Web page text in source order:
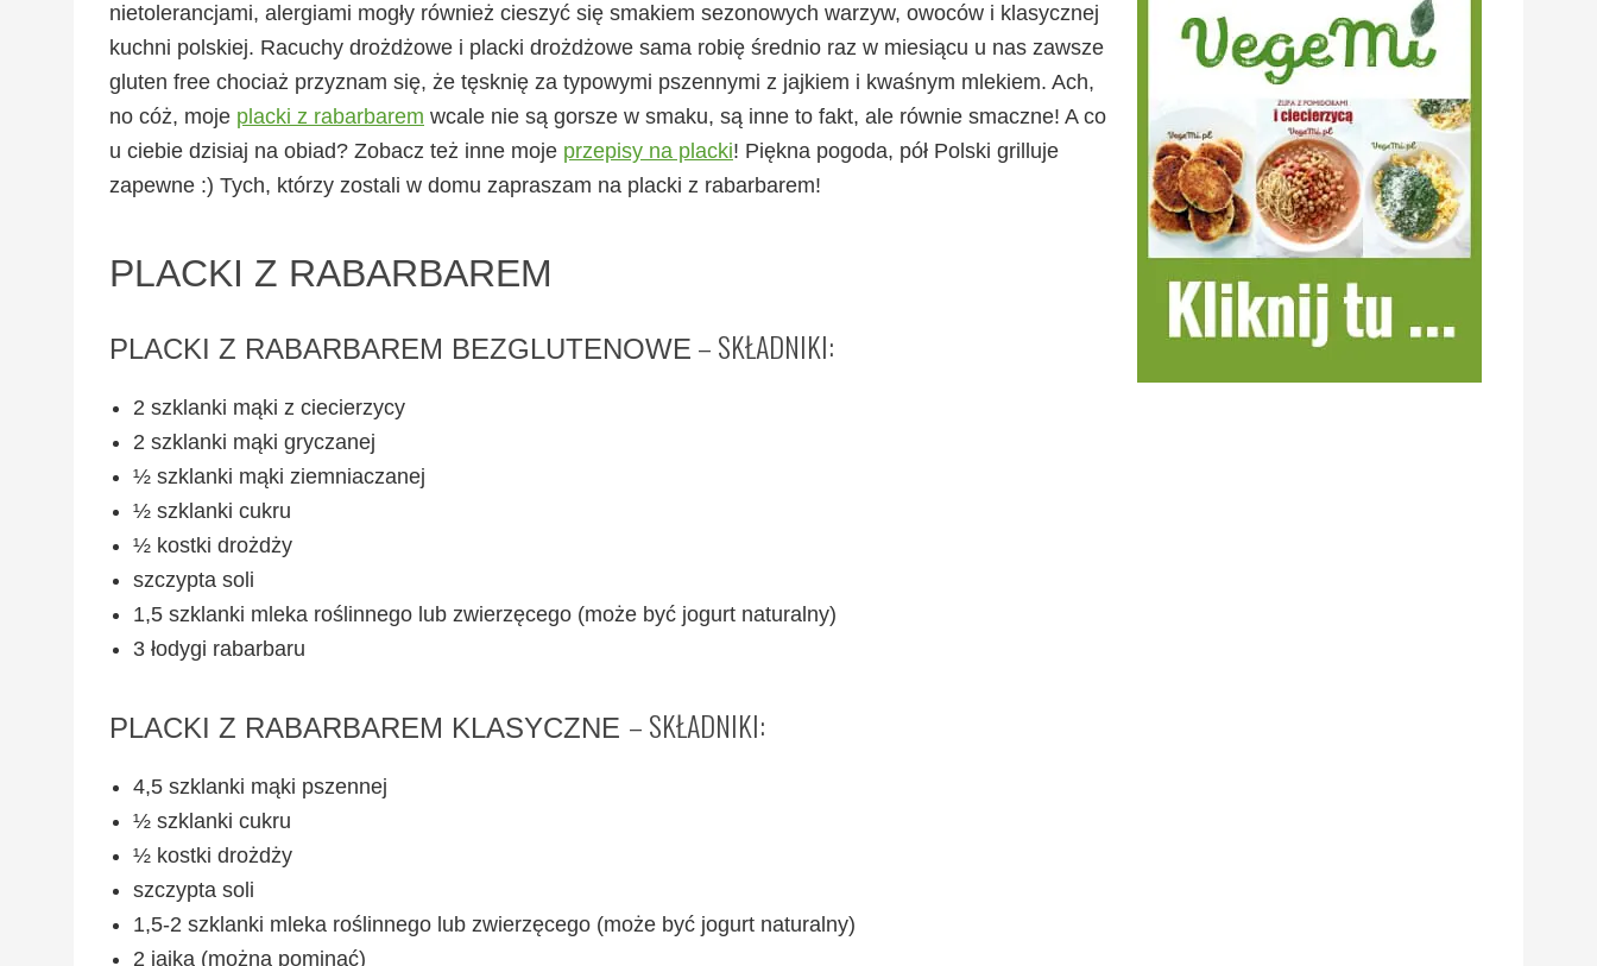
nietolerancjami, alergiami mogły również cieszyć się smakiem sezonowych warzyw, owoców i klasycznej
kuchni polskiej. Racuchy drożdżowe i placki drożdżowe sama robię średnio raz w miesiącu u nas zawsze
gluten free chociaż przyznam się, że tęsknię za typowymi pszennymi z jajkiem i kwaśnym mlekiem. Ach,
no cóż, moje placki z rabarbarem wcale nie są gorsze w smaku, są inne to fakt, ale równie smaczne! A co
u ciebie dzisiaj na obiad? Zobacz też inne moje przepisy na placki! Piękna pogoda, pół Polski grilluje
zapewne :) Tych, którzy zostali w domu zapraszam na placki z rabarbarem!
PLACKI Z RABARBAREM
PLACKI Z RABARBAREM BEZGLUTENOWE – SKŁADNIKI:
2 szklanki mąki z ciecierzycy
2 szklanki mąki gryczanej
½ szklanki mąki ziemniaczanej
½ szklanki cukru
½ kostki drożdży
szczypta soli
1,5 szklanki mleka roślinnego lub zwierzęcego (może być jogurt naturalny)
3 łodygi rabarbaru
PLACKI Z RABARBAREM KLASYCZNE – SKŁADNIKI:
4,5 szklanki mąki pszennej
½ szklanki cukru
½ kostki drożdży
szczypta soli
1,5-2 szklanki mleka roślinnego lub zwierzęcego (może być jogurt naturalny)
2 jajka (można pominąć)